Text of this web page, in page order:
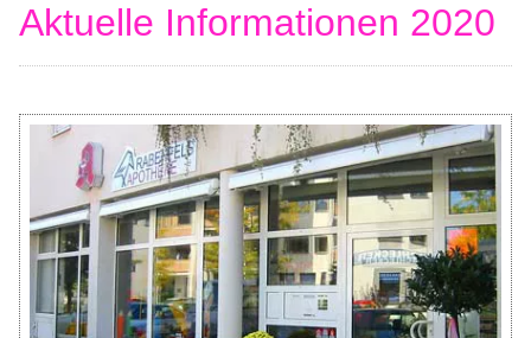
Aktuelle Informationen 2020